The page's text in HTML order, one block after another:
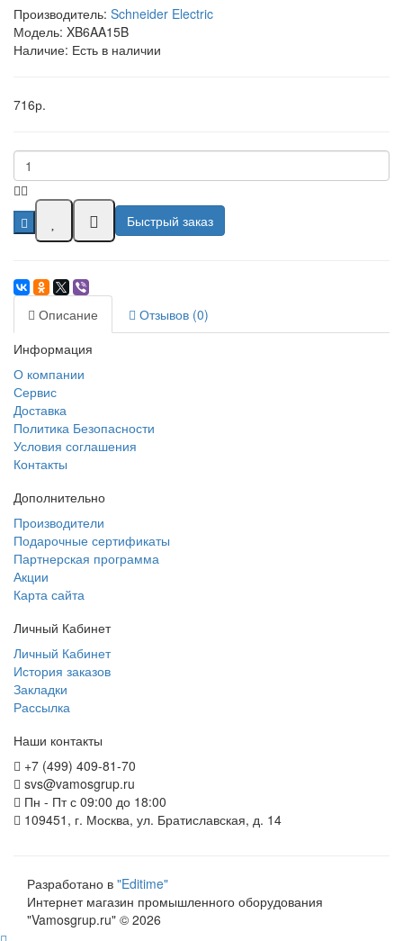
Производитель: Schneider Electric
Модель: XB6AA15B
Наличие: Есть в наличии
716р.
Быстрый заказ
Описание
Отзывов (0)
Информация
О компании
Сервис
Доставка
Политика Безопасности
Условия соглашения
Контакты
Дополнительно
Производители
Подарочные сертификаты
Партнерская программа
Акции
Карта сайта
Личный Кабинет
Личный Кабинет
История заказов
Закладки
Рассылка
Наши контакты
+7 (499) 409-81-70
svs@vamosgrup.ru
Пн - Пт с 09:00 до 18:00
109451, г. Москва, ул. Братиславская, д. 14
Разработано в "Editime"
Интернет магазин промышленного оборудования
"Vamosgrup.ru" © 2026